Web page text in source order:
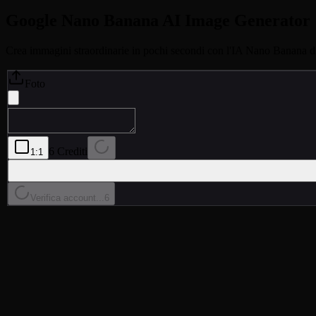
Foto
1:1 6 Crediti
Verifica account... 6